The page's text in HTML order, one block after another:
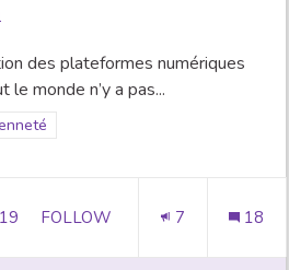
des plateformes numériques
monde n’y a pas...
Numérique et Citoyenneté
19 19 FOLLOWERS
FOLLOW
APPROFONDIR LA LUTTE
7 18